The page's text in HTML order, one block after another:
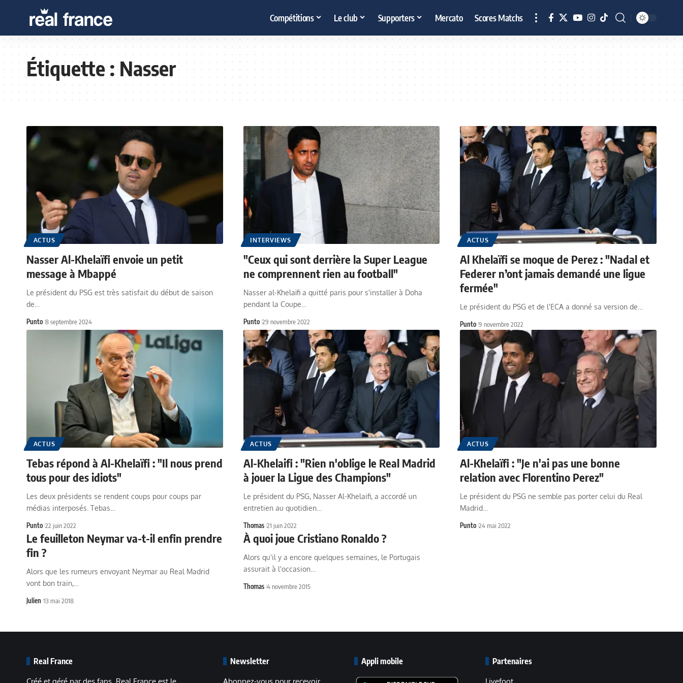
Compétitions Le club Supporters Mercato Scores Matchs
Étiquette :Nasser
ACTUS
Nasser Al-Khelaïfi envoie un petit
message à Mbappé
Le président du PSG est très satisfait du début de saison
de…
Punto 8 septembre 2024
INTERVIEWS
"Ceux qui sont derrière la Super League
ne comprennent rien au football"
Nasser al-Khelaïfi a quitté paris pour s'installer à Doha
pendant la Coupe…
Punto 29 novembre 2022
ACTUS
Al Khelaïfi se moque de Perez : "Nadal et
Federer n’ont jamais demandé une ligue
fermée"
Le président du PSG et de l'ECA a donné sa version de…
Punto 9 novembre 2022
ACTUS
Tebas répond à Al-Khelaïfi : "Il nous prend
tous pour des idiots"
Les deux présidents se rendent coups pour coups par
médias interposés. Tebas…
Punto 22 juin 2022
ACTUS
Al-Khelaifi : "Rien n'oblige le Real Madrid
à jouer la Ligue des Champions"
Le président du PSG, Nasser Al-Khelaifi, a accordé un
entretien au quotidien…
Thomas 21 juin 2022
ACTUS
Al-Khelaïfi : "Je n'ai pas une bonne
relation avec Florentino Perez"
Le président du PSG ne semble pas porter celui du Real
Madrid…
Punto 24 mai 2022
Le feuilleton Neymar va-t-il enfin prendre
fin ?
Alors que les rumeurs envoyant Neymar au Real Madrid
vont bon train,…
Julien 13 mai 2018
À quoi joue Cristiano Ronaldo ?
Alors qu'il y a encore quelques semaines, le Portugais
assurait à l'occasion…
Thomas 4 novembre 2015
Real France Newsletter Appli mobile Partenaires